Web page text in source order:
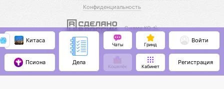
Конфиденциальность
С нами КО 🕉️
Китаса
Псиона Дела
Чаты Гринд
Кошелёк Кабинет
Войти
Регистрация